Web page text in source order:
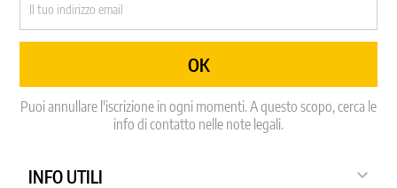
Puoi annullare l'iscrizione in ogni momenti. A questo scopo, cerca le
info di contatto nelle note legali.
INFO UTILI 